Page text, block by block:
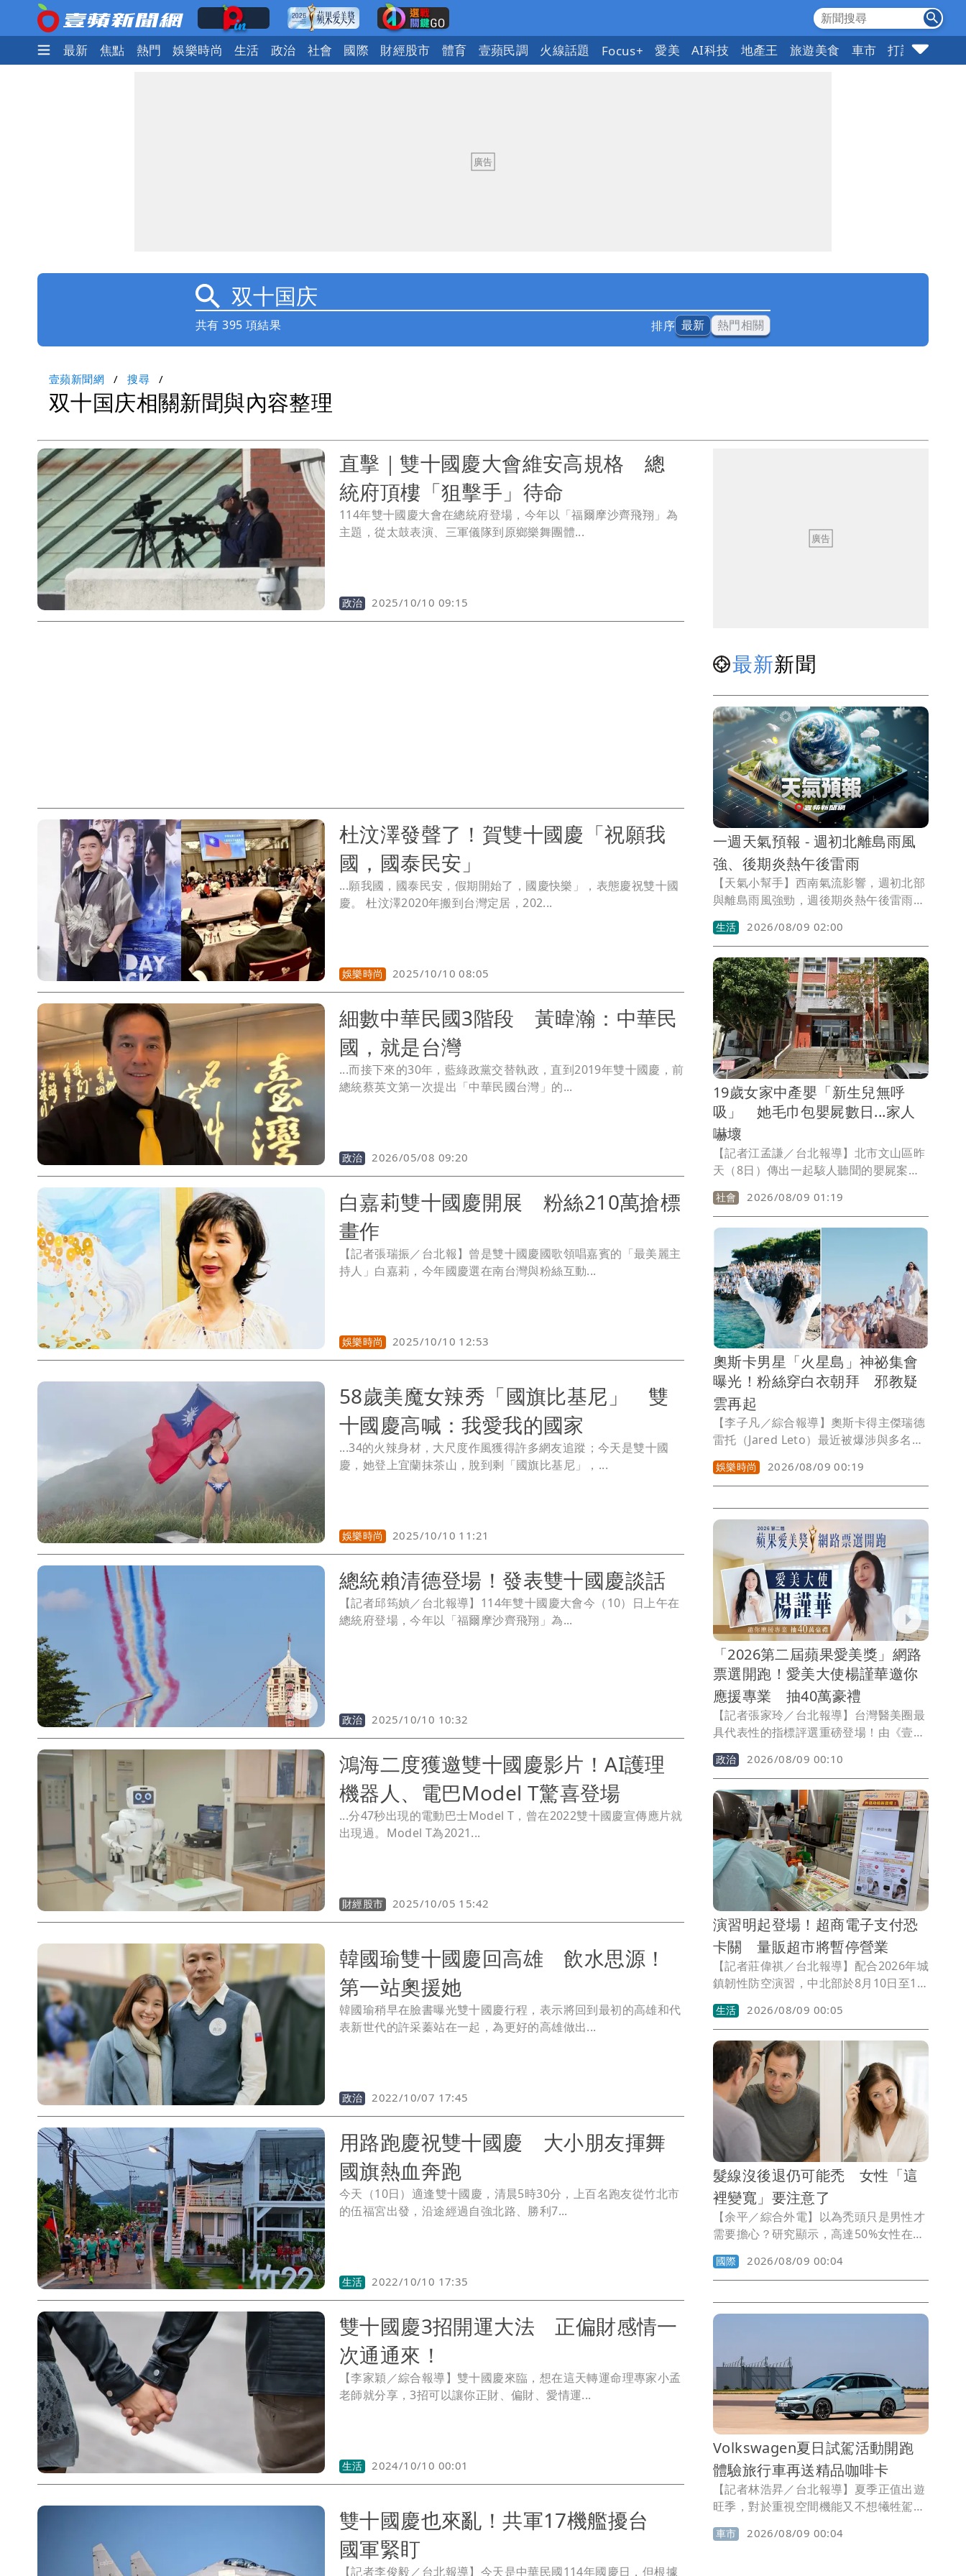
最新 焦點 熱門 娛樂時尚 生活 政治 社會 國際 財經股市 體育 壹蘋民調 火線話題 Focus+ 愛美 AI科技 地產王 旅遊美食 車市 打詐 指標企
共有 395 項結果 排序 最新 熱門相關
壹蘋新聞網 搜尋
双十国庆相關新聞與內容整理
直擊｜雙十國慶大會維安高規格 總
統府頂樓「狙擊手」待命
114年雙十國慶大會在總統府登場，今年以「福爾摩沙齊飛翔」為
主題，從太鼓表演、三軍儀隊到原鄉樂舞團體...
政治 2025/10/10 09:15
杜汶澤發聲了！賀雙十國慶「祝願我
國，國泰民安」
...願我國，國泰民安，假期開始了，國慶快樂」，表態慶祝雙十國
慶。 杜汶澤2020年搬到台灣定居，202...
娛樂時尚 2025/10/10 08:05
細數中華民國3階段 黃暐瀚：中華民
國，就是台灣
...而接下來的30年，藍綠政黨交替執政，直到2019年雙十國慶，前
總統蔡英文第一次提出「中華民國台灣」的...
政治 2026/05/08 09:20
白嘉莉雙十國慶開展 粉絲210萬搶標
畫作
【記者張瑞振／台北報】曾是雙十國慶國歌領唱嘉賓的「最美麗主
持人」白嘉莉，今年國慶選在南台灣與粉絲互動...
娛樂時尚 2025/10/10 12:53
58歲美魔女辣秀「國旗比基尼」 雙
十國慶高喊：我愛我的國家
...34的火辣身材，大尺度作風獲得許多網友追蹤；今天是雙十國
慶，她登上宜蘭抹茶山，脫到剩「國旗比基尼」，...
娛樂時尚 2025/10/10 11:21
總統賴清德登場！發表雙十國慶談話
【記者邱筠媜／台北報導】114年雙十國慶大會今（10）日上午在
總統府登場，今年以「福爾摩沙齊飛翔」為...
政治 2025/10/10 10:32
鴻海二度獲邀雙十國慶影片！AI護理
機器人、電巴Model T驚喜登場
...分47秒出現的電動巴士Model T，曾在2022雙十國慶宣傳應片就
出現過。Model T為2021...
財經股市 2025/10/05 15:42
韓國瑜雙十國慶回高雄 飲水思源！
第一站奧援她
韓國瑜稍早在臉書曝光雙十國慶行程，表示將回到最初的高雄和代
表新世代的許采蓁站在一起，為更好的高雄做出...
政治 2022/10/07 17:45
用路跑慶祝雙十國慶 大小朋友揮舞
國旗熱血奔跑
今天（10日）適逢雙十國慶，清晨5時30分，上百名跑友從竹北市
的伍福宮出發，沿途經過自強北路、勝利7...
生活 2022/10/10 17:35
雙十國慶3招開運大法 正偏財感情一
次通通來！
【李家穎／綜合報導】雙十國慶來臨，想在這天轉運命理專家小孟
老師就分享，3招可以讓你正財、偏財、愛情運...
生活 2024/10/10 00:01
雙十國慶也來亂！共軍17機艦擾台
國軍緊盯
【記者李俊毅／台北報導】今天是中華民國114年國慶日，但根據
最新新聞
一週天氣預報 - 週初北離島雨風
強、後期炎熱午後雷雨
【天氣小幫手】西南氣流影響，週初北部
與離島雨風強勁，週後期炎熱午後雷雨、
南部夜間對流增強
生活 2026/08/09 02:00
19歲女家中產嬰「新生兒無呼
吸」 她毛巾包嬰屍數日...家人
嚇壞
【記者江孟謙／台北報導】北市文山區昨
天（8日）傳出一起駭人聽聞的嬰屍案，
一名19歲年輕女子，日前在住處產下男
嬰，但因新生兒失去呼吸心跳，女子用毛
巾包裹後放置住處數日，直到家屬發現異
狀，陪同生母前往派出所報案，警方立即
通知鑑識人員前往採證，釐清相關案情。
社會 2026/08/09 01:19
奧斯卡男星「火星島」神祕集會
曝光！粉絲穿白衣朝拜 邪教疑
雲再起
【李子凡／綜合報導】奧斯卡得主傑瑞德
雷托（Jared Leto）最近被爆涉與多名未
成年少女發生不當性關係，讓外界譁然。
也讓他所創的「30秒上火星」 (Thirty
Seconds to Mars) 樂團推出的神祕「火
星島」（Mars Island）度假活動引發網
民討論，認為活動散發的整體氛圍，根本
就像「邪教」。
娛樂時尚 2026/08/09 00:19
「2026第二屆蘋果愛美獎」網路
票選開跑！愛美大使楊謹華邀你
應援專業 抽40萬豪禮
【記者張家玲／台北報導】台灣醫美圈最
具代表性的指標評選重磅登場！由《壹蘋
新聞網》主辦的「2026第二屆蘋果愛美
獎」，將在10月15日於台北寒舍艾美酒店
眾星雲集盛大舉行，全民網路票選於8月5
日起跑。本屆賽事特別邀請金鐘影后楊謹
華擔任「愛美大使」，她表示：「變美是
一件值得被慎重看待的事，每一票都是為
專業與用心而投，期盼透過大眾參與，讓
真正用心的醫療團隊被看見。」
政治 2026/08/09 00:10
演習明起登場！超商電子支付恐
卡關 量販超市將暫停營業
【記者莊偉祺／台北報導】配合2026年城
鎮韌性防空演習，中北部於8月10日至13
日陸續登場行動網路降速演練，超商、超
市量販也公布因應措施，包含將暫停部分
電子支付、APP部分功能恐受影響，更有
配合演習暫停營業。
生活 2026/08/09 00:05
髮線沒後退仍可能禿 女性「這
裡變寬」要注意了
【余平／綜合外電】以為禿頭只是男性才
需要擔心？研究顯示，高達50%女性在70
歲前也會出現雄性禿，但女性通常不是髮
線後退，而是頭頂逐漸稀疏，經常拖到分
線愈來愈寬才察覺。
國際 2026/08/09 00:04
Volkswagen夏日試駕活動開跑
體驗旅行車再送精品咖啡卡
【記者林浩昇／台北報導】夏季正值出遊
旺季，對於重視空間機能又不想犧牲駕馭
感受的消費者而言，旅行車仍是相當獨特
的選擇。台灣福斯汽車即日起至8月31日
車市 2026/08/09 00:04